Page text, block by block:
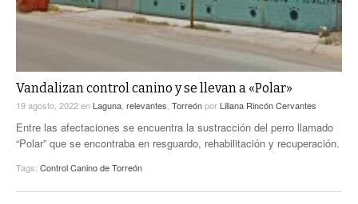
Vandalizan control canino y se llevan a «Polar»
19 agosto, 2022en Laguna, relevantes, Torreónpor Liliana Rincón Cervantes
Entre las afectaciones se encuentra la sustracción del perro llamado
“Polar” que se encontraba en resguardo, rehabilitación y recuperación.
Tags: Control Canino de Torreón